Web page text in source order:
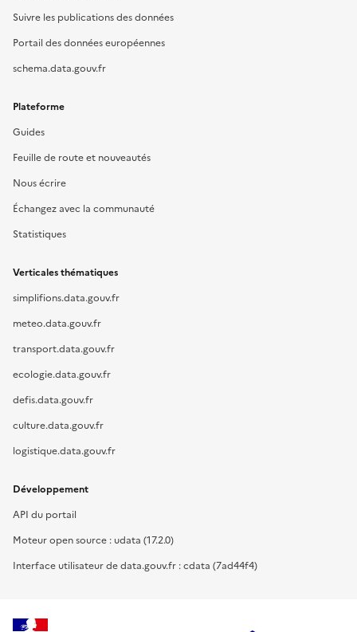
Suivre les publications des données
Portail des données européennes
schema.data.gouv.fr
Plateforme
Guides
Feuille de route et nouveautés
Nous écrire
Échangez avec la communauté
Statistiques
Verticales thématiques
simplifions.data.gouv.fr
meteo.data.gouv.fr
transport.data.gouv.fr
ecologie.data.gouv.fr
defis.data.gouv.fr
culture.data.gouv.fr
logistique.data.gouv.fr
Développement
API du portail
Moteur open source : udata (17.2.0)
Interface utilisateur de data.gouv.fr : cdata (7ad44f4)